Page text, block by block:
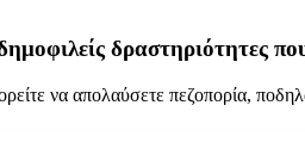
δημοφιλείς δραστηριότητες
να απολαύσετε πεζοπορία,